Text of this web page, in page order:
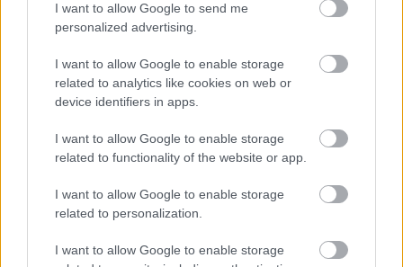
I want to allow Google to send me
personalized advertising.
I want to allow Google to enable storage
related to analytics like cookies on web or
device identifiers in apps.
I want to allow Google to enable storage
related to functionality of the website or app.
I want to allow Google to enable storage
related to personalization.
I want to allow Google to enable storage
αυξημένο τζίρο κατά 16,5% σε σχέση με την
προηγούμενη χρήσηδιεύρυνε το ισχυρό